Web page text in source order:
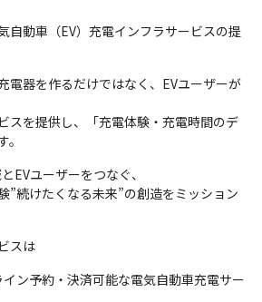
自動車（EV）充電インフラサービスの提
電器を作るだけではなく、EVユーザーが
スを提供し、「充電体験・充電時間のデ
EVユーザーをつなぐ、
”続けたくなる未来”の創造をミッション
スは
ン予約・決済可能な電気自動車充電サー